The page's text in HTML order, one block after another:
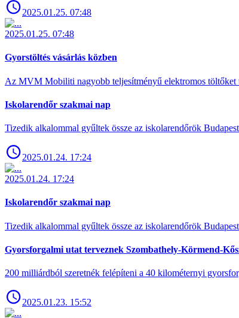
2025.01.25. 07:48
2025.01.25. 07:48
Gyorstöltés vásárlás közben
Az MVM Mobiliti nagyobb teljesítményű elektromos töltőket
Iskolarendőr szakmai nap
Tizedik alkalommal gyűltek össze az iskolarendőrök
2025.01.24. 17:24
2025.01.24. 17:24
Iskolarendőr szakmai nap
Tizedik alkalommal gyűltek össze az iskolarendőrök
Gyorsforgalmi utat terveznek Szombathely-Körmend-
200 milliárdból szeretnék felépíteni a 40 kilométernyi
2025.01.23. 15:52